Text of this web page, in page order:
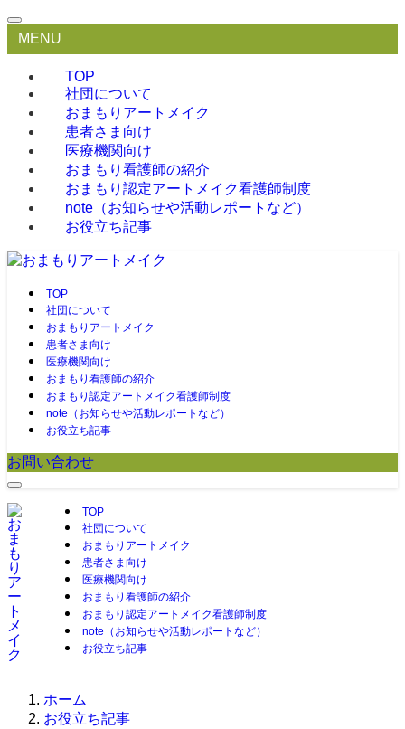
MENU
TOP
社団について
おまもりアートメイク
患者さま向け
医療機関向け
おまもり看護師の紹介
おまもり認定アートメイク看護師制度
note（お知らせや活動レポートなど）
お役立ち記事
TOP
社団について
おまもりアートメイク
患者さま向け
医療機関向け
おまもり看護師の紹介
おまもり認定アートメイク看護師制度
note（お知らせや活動レポートなど）
お役立ち記事
お問い合わせ
TOP
社団について
おまもりアートメイク
患者さま向け
医療機関向け
おまもり看護師の紹介
おまもり認定アートメイク看護師制度
note（お知らせや活動レポートなど）
お役立ち記事
ホーム
お役立ち記事